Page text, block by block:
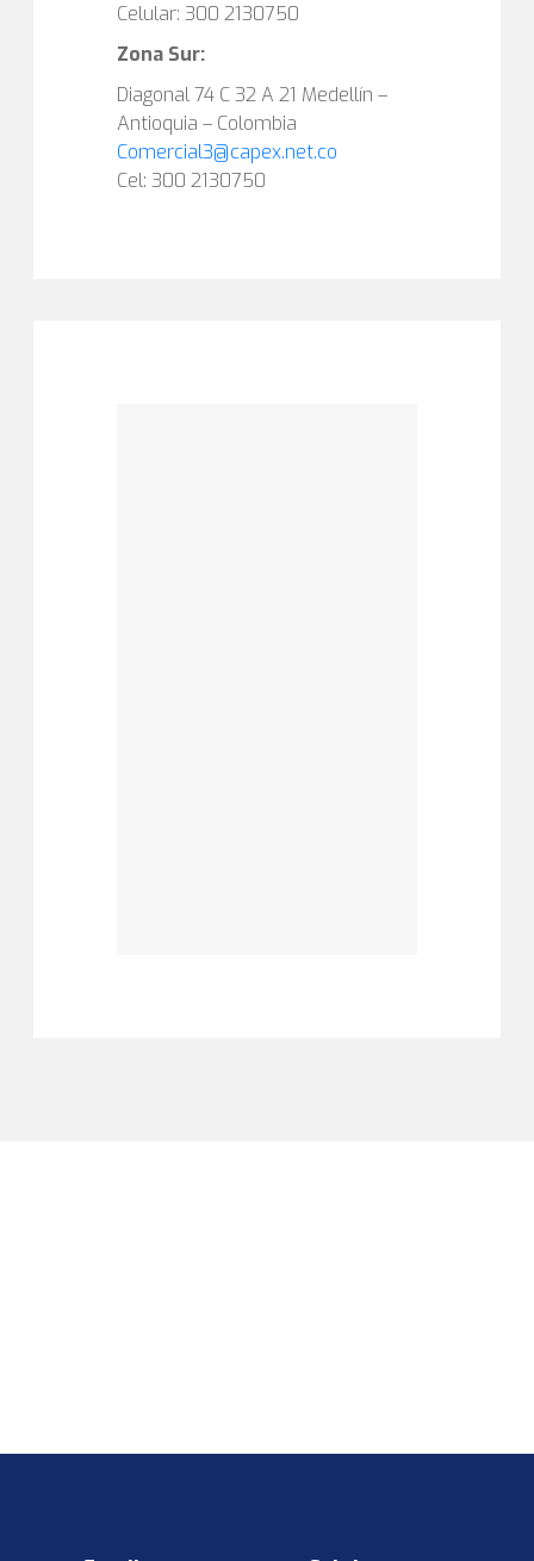
Celular: 300 2130750
Zona Sur:
Diagonal 74 C 32 A 21 Medellín –
Antioquia – Colombia
Comercial3@capex.net.co
Cel: 300 2130750